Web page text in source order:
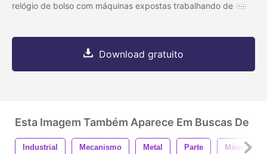
relógio de bolso com máquinas expostas trabalhando de
Download gratuito
Esta Imagem Também Aparece Em Buscas De
Industrial Mecanismo Metal Parte Máquinas